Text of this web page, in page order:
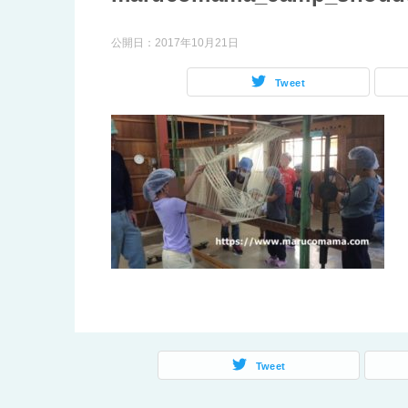
公開日： 2017年10月21日
Tweet
Tweet